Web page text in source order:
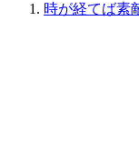
時が経てば素